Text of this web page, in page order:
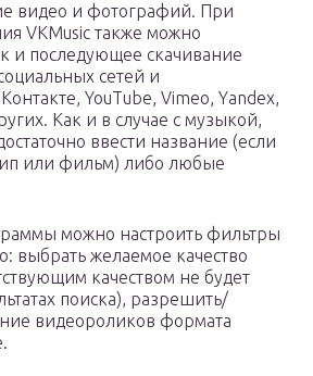
видео и фотографий. При
VKMusic также можно
и последующее скачивание
сетей и
YouTube, Vimeo, Yandex,
Как и в случае с музыкой,
ввести название (если
или фильм) либо любые
можно настроить фильтры
выбрать желаемое качество
качеством не будет
поиска), разрешить/
видеороликов формата